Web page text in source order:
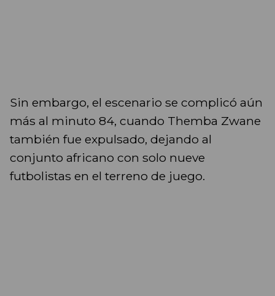
Sin embargo, el escenario se complicó aún
más al minuto 84, cuando Themba Zwane
también fue expulsado, dejando al
conjunto africano con solo nueve
futbolistas en el terreno de juego.